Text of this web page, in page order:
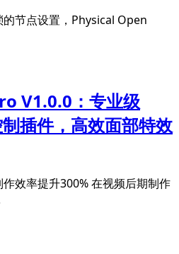
节点设置，Physical Open
V1.0.0：专业级
插件，高效面部特效
效率提升300% 在视频后期制作